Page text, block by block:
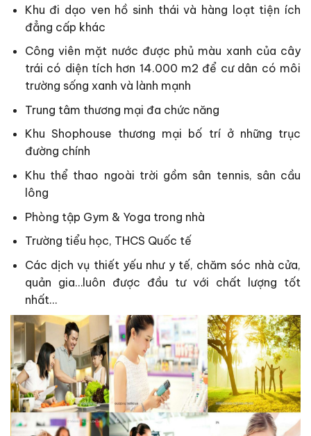
Khu đi dạo ven hồ sinh thái và hàng loạt tiện ích
đẳng cấp khác
Công viên mặt nước được phủ màu xanh của cây
trái có diện tích hơn 14.000 m2 để cư dân có môi
trường sống xanh và lành mạnh
Trung tâm thương mại đa chức năng
Khu Shophouse thương mại bố trí ở những trục
đường chính
Khu thể thao ngoài trời gồm sân tennis, sân cầu
lông
Phòng tập Gym & Yoga trong nhà
Trường tiểu học, THCS Quốc tế
Các dịch vụ thiết yếu như y tế, chăm sóc nhà cửa,
quản gia…luôn được đầu tư với chất lượng tốt
nhất…